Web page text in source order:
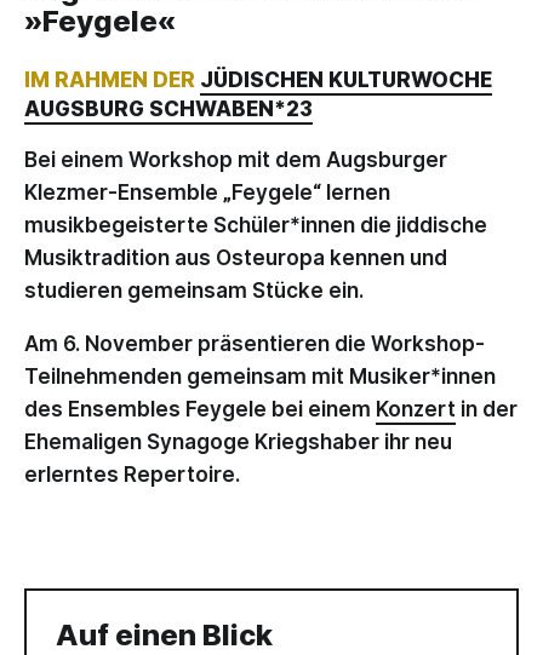
»Feygele«
IM RAHMEN DER JÜDISCHEN KULTURWOCHE
AUGSBURG SCHWABEN*23
Bei einem Workshop mit dem Augsburger
Klezmer-Ensemble „Feygele“ lernen
musikbegeisterte Schüler*innen die jiddische
Musiktradition aus Osteuropa kennen und
studieren gemeinsam Stücke ein.
Am 6. November präsentieren die Workshop-
Teilnehmenden gemeinsam mit Musiker*innen
des Ensembles Feygele bei einem Konzert in der
Ehemaligen Synagoge Kriegshaber ihr neu
erlerntes Repertoire.
Auf einen Blick